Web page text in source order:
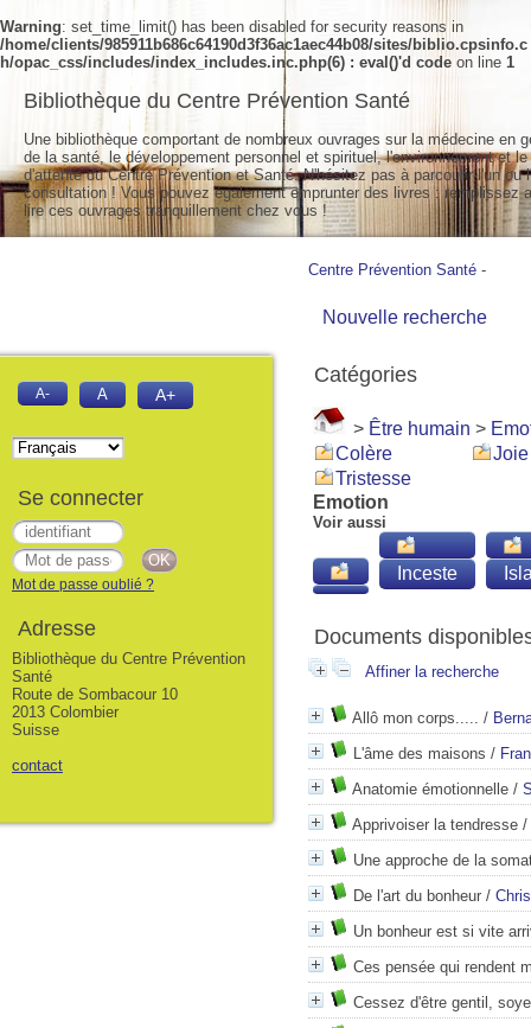
Warning: set_time_limit() has been disabled for security reasons in
/home/clients/985911b686c64190d3f36ac1aec44b08/sites/biblio.cpsinfo.c
h/opac_css/includes/index_includes.inc.php(6) : eval()'d code on line 1
Centre Prévention Santé -
Nouvelle recherche
Catégories
> Être humain >
Colère
Joie
Tristesse
Emotion
Voir aussi
Inceste
Documents
Affiner la recherche
Allô mon corps..... /
L'âme des maisons /
Anatomie émotionnelle /
Apprivoiser la tendresse /
Une approche de la
De l'art du bonheur /
Un bonheur est si vite
Ces pensée qui rendent
Cessez d'être gentil,
Bibliothèque du Centre Prévention Santé
Une bibliothèque comportant de nombreux ouvrages sur la médecine en
de la santé, le développement personnel et spirituel, l'environnement et
d'attente du Centre Prévention et Santé. N'hésitez pas à parcourir l'un
consultation ! Vous pouvez également emprunter des livres : remplissez
lire ces ouvrages tranquillement chez vous !
A- A A+
Se connecter
Mot de passe oublié ?
Adresse
Bibliothèque du Centre Prévention
Santé
Route de Sombacour 10
2013 Colombier
Suisse
contact